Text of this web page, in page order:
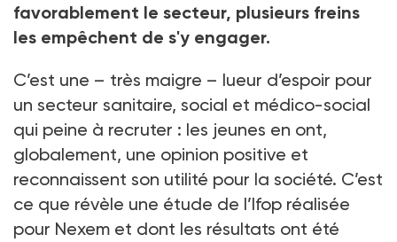
favorablement le secteur, plusieurs freins
les empêchent de s'y engager.
C’est une – très maigre – lueur d’espoir pour
un secteur sanitaire, social et médico-social
qui peine à recruter : les jeunes en ont,
globalement, une opinion positive et
reconnaissent son utilité pour la société. C’est
ce que révèle une étude de l’Ifop réalisée
pour Nexem et dont les résultats ont été